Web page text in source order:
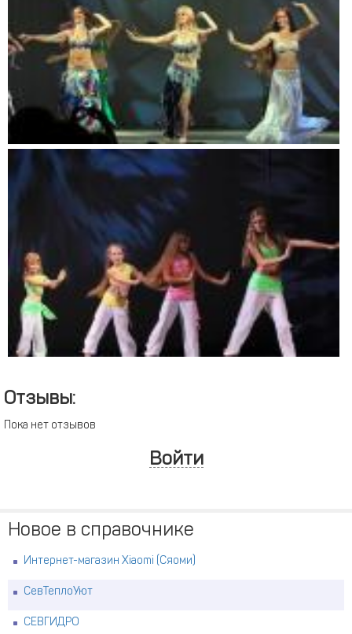
Отзывы:
Пока нет отзывов
Войти
Новое в справочнике
Интернет-магазин Xiaomi (Сяоми)
СевТеплоУют
СЕВГИДРО